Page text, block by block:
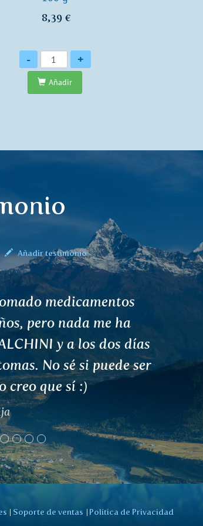
8,39 €
Cantidad
- +
Añadir
Añadir testimonio
por la gama y la
Ivry-sur-Seine
Soporte de ventas Política de Privacidad